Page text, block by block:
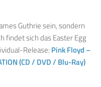
Guthrie sein, sondern
findet sich das Easter Egg
Release: Pink Floyd –
(CD / DVD / Blu-Ray)